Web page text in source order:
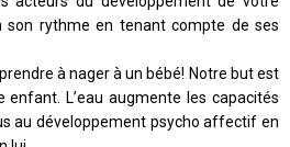
rythme en tenant compte de ses
à nager à un bébé! Notre but est
enfant. L’eau augmente les capacités
au développement psycho affectif en